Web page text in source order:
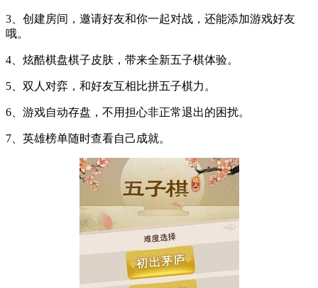
3、创建房间，邀请好友和你一起对战，还能添加游戏好友
哦。
4、炫酷棋盘棋子皮肤，带来全新五子棋体验。
5、双人对弈，和好友互相比拼五子棋力。
6、游戏自动存盘，不用担心非正常退出的困扰。
7、英雄榜单随时查看自己成就。